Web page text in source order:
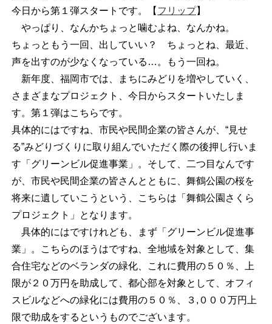
今日から第１弾スタートです。【 フリップ】
やっぱり、なんかちょっと噛むよね、なんかね。
ちょっともう一回、出していい？ ちょっとね、最近、
声を出すのが少なくなっている…。もう一回ね。
新年度、福岡市では、まちにみどりを増やしていく、
さまざまなプロジェクト、今日からスタートいたしま
す。第１弾はこちらです。
具体的にはですね、市民や民間企業の皆さんが、“見せ
る”みどりづくりに取り組んでいただく際の後押し行いま
す「グリーンビル促進事業」。そして、二つ目なんです
が、市民や民間企業の皆さんとともに、舞鶴公園の桜を
将来に遺していこうという、こちらは「舞鶴公園さくら
プロジェクト」となります。
具体的にはですけれども、まず「グリーンビル促進事
業」。こちらのほうはですね、全地域を対象として、集
合住宅などのベランダの緑化、これに費用の５０％、上
限が２０万円を助成して、都心部を対象として、オフィ
スビルなどへの緑化には費用の５０％、３,０００万円上
限で助成をするというものでございます。